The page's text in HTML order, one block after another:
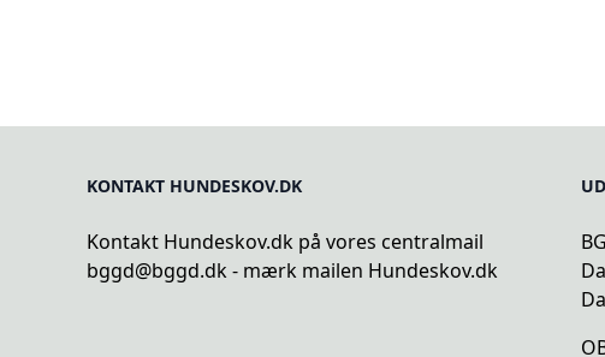
KONTAKT HUNDESKOV.DK
Kontakt Hundeskov.dk på vores centralmail
bggd@bggd.dk- mærk mailen Hundeskov.dk